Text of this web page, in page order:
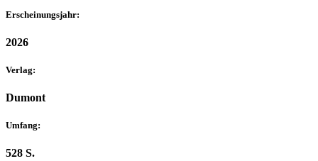
Erscheinungsjahr:
2026
Verlag:
Dumont
Umfang:
528 S.